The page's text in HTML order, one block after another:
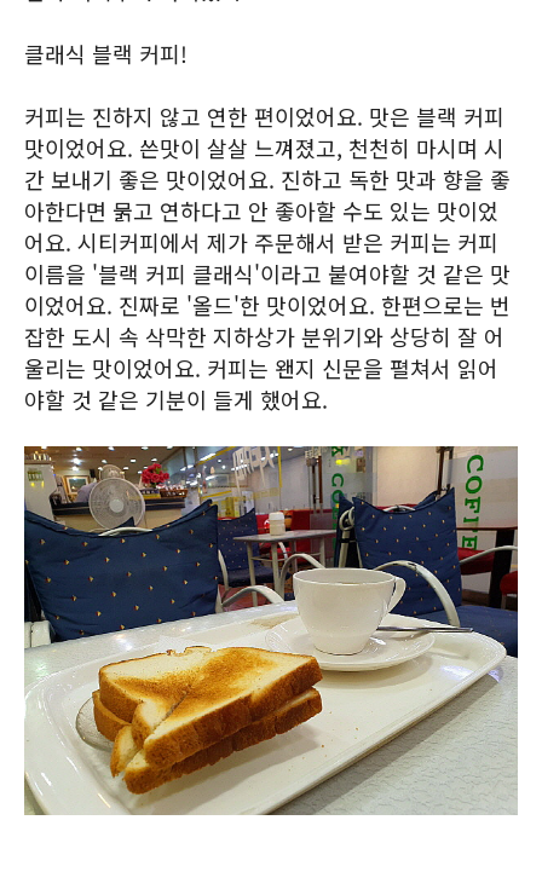
클래식 블랙 커피!
커피는 진하지 않고 연한 편이었어요. 맛은 블랙 커피
맛이었어요. 쓴맛이 살살 느껴졌고, 천천히 마시며 시
간 보내기 좋은 맛이었어요. 진하고 독한 맛과 향을 좋
아한다면 묽고 연하다고 안 좋아할 수도 있는 맛이었
어요. 시티커피에서 제가 주문해서 받은 커피는 커피
이름을 '블랙 커피 클래식'이라고 붙여야할 것 같은 맛
이었어요. 진짜로 '올드'한 맛이었어요. 한편으로는 번
잡한 도시 속 삭막한 지하상가 분위기와 상당히 잘 어
울리는 맛이었어요. 커피는 왠지 신문을 펼쳐서 읽어
야할 것 같은 기분이 들게 했어요.